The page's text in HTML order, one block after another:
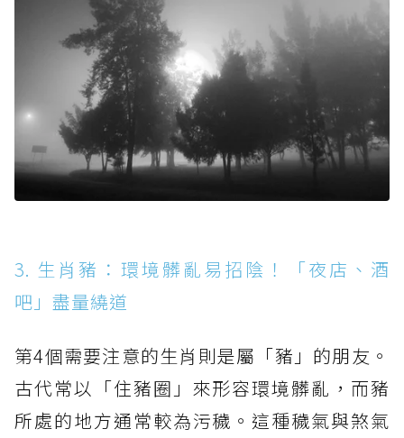
3. 生肖豬：環境髒亂易招陰！「夜店、酒
吧」盡量繞道
第4個需要注意的生肖則是屬「豬」的朋友。
古代常以「住豬圈」來形容環境髒亂，而豬
所處的地方通常較為污穢。這種穢氣與煞氣